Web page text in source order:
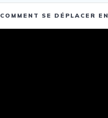
COMMENT SE DÉPLACER